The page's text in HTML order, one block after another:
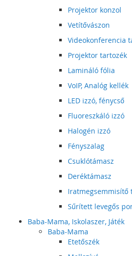
Projektor konzol
Vetítővászon
Videokonferencia
Projektor tartozék
Lamináló fólia
VoIP, Analóg kellék
LED izzó, fénycső
Fluoreszkáló izzó
Halogén izzó
Fényszalag
Csuklótámasz
Deréktámasz
Iratmegsemmisítő
Sűrített levegős
Baba-Mama, Iskolaszer, Játék
Baba-Mama
Etetőszék